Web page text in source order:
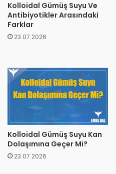
Kolloidal Gümüş Suyu Ve
Antibiyotikler Arasındaki
Farklar
23.07.2026
Kolloidal Gümüş Suyu Kan
Dolaşımına Geçer Mi?
23.07.2026